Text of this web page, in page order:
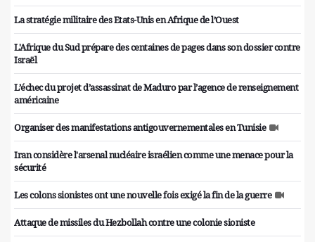
La stratégie militaire des Etats-Unis en Afrique de l’Ouest
L'Afrique du Sud prépare des centaines de pages dans son dossier contre
Israël
L’échec du projet d’assassinat de Maduro par l’agence de renseignement
américaine
Organiser des manifestations antigouvernementales en Tunisie
Iran considère l'arsenal nucléaire israélien comme une menace pour la
sécurité
Les colons sionistes ont une nouvelle fois exigé la fin de la guerre
Attaque de missiles du Hezbollah contre une colonie sioniste